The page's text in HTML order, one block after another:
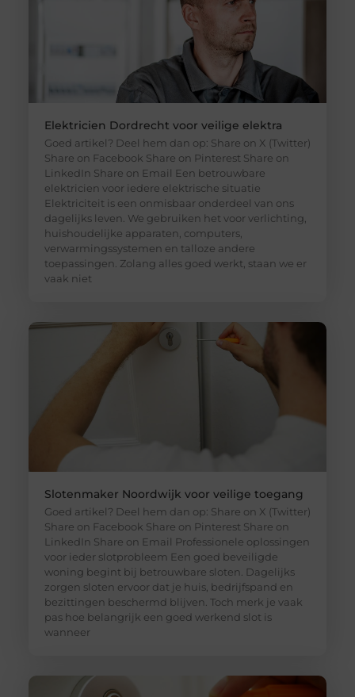
Elektricien Dordrecht voor veilige elektra
Goed artikel? Deel hem dan op: Share on X (Twitter)
Share on Facebook Share on Pinterest Share on
LinkedIn Share on Email Een betrouwbare
elektricien voor iedere elektrische situatie
Elektriciteit is een onmisbaar onderdeel van ons
dagelijks leven. We gebruiken het voor verlichting,
huishoudelijke apparaten, computers,
verwarmingssystemen en talloze andere
toepassingen. Zolang alles goed werkt, staan we er
vaak niet
Slotenmaker Noordwijk voor veilige toegang
Goed artikel? Deel hem dan op: Share on X (Twitter)
Share on Facebook Share on Pinterest Share on
LinkedIn Share on Email Professionele oplossingen
voor ieder slotprobleem Een goed beveiligde
woning begint bij betrouwbare sloten. Dagelijks
zorgen sloten ervoor dat je huis, bedrijfspand en
bezittingen beschermd blijven. Toch merk je vaak
pas hoe belangrijk een goed werkend slot is
wanneer